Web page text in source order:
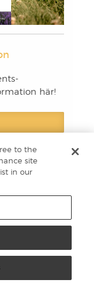
här!
to the
site
in our